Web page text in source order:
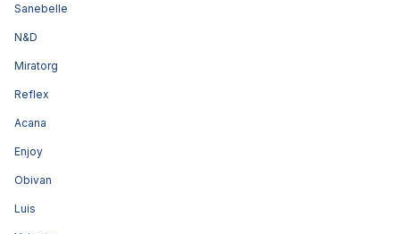
Sanebelle
N&D
Miratorg
Reflex
Acana
Enjoy
Obivan
Luis